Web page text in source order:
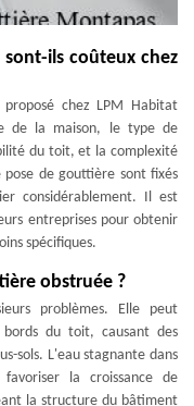
ils coûteux chez
chez LPM Habitat
de la maison, le type de
du toit, et la complexité
de gouttière sont fixés
considérablement. Il est
entreprises pour obtenir
spécifiques.
obstruée ?
problèmes. Elle peut
du toit, causant des
sols. L'eau stagnante dans
la croissance de
la structure du bâtiment